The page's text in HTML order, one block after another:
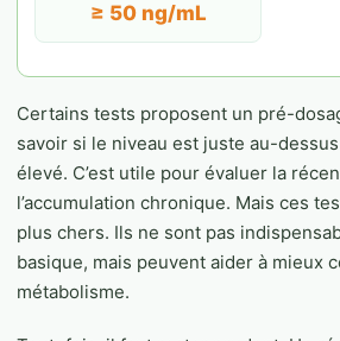
≥ 50 ng/mL
Certains tests proposent un pré-
savoir si le niveau est juste au-
élevé. C’est utile pour évaluer la
l’accumulation chronique. Mais ces
plus chers. Ils ne sont pas
basique, mais peuvent aider à mieux
métabolisme.